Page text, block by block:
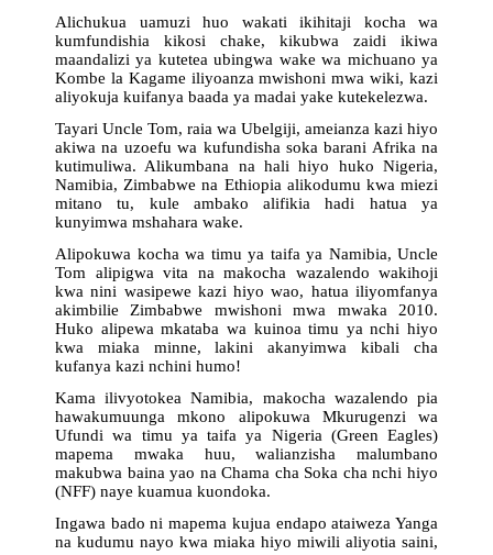
Alichukua uamuzi huo wakati ikihitaji kocha wa
kumfundishia kikosi chake, kikubwa zaidi ikiwa
maandalizi ya kutetea ubingwa wake wa michuano ya
Kombe la Kagame iliyoanza mwishoni mwa wiki, kazi
aliyokuja kuifanya baada ya madai yake kutekelezwa.
Tayari Uncle Tom, raia wa Ubelgiji, ameianza kazi hiyo
akiwa na uzoefu wa kufundisha soka barani Afrika na
kutimuliwa. Alikumbana na hali hiyo huko Nigeria,
Namibia, Zimbabwe na Ethiopia alikodumu kwa miezi
mitano tu, kule ambako alifikia hadi hatua ya
kunyimwa mshahara wake.
Alipokuwa kocha wa timu ya taifa ya Namibia, Uncle
Tom alipigwa vita na makocha wazalendo wakihoji
kwa nini wasipewe kazi hiyo wao, hatua iliyomfanya
akimbilie Zimbabwe mwishoni mwa mwaka 2010.
Huko alipewa mkataba wa kuinoa timu ya nchi hiyo
kwa miaka minne, lakini akanyimwa kibali cha
kufanya kazi nchini humo!
Kama ilivyotokea Namibia, makocha wazalendo pia
hawakumuunga mkono alipokuwa Mkurugenzi wa
Ufundi wa timu ya taifa ya Nigeria (Green Eagles)
mapema mwaka huu, walianzisha malumbano
makubwa baina yao na Chama cha Soka cha nchi hiyo
(NFF) naye kuamua kuondoka.
Ingawa bado ni mapema kujua endapo ataiweza Yanga
na kudumu nayo kwa miaka hiyo miwili aliyotia saini,